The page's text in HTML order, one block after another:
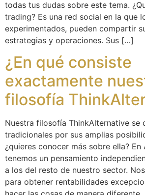
todas tus dudas sobre este tema.
trading? Es una red social en la que
experimentados, pueden compartir
estrategias y operaciones. Sus […]
¿En qué consiste
exactamente
filosofía
Nuestra filosofía ThinkAlternative se
tradicionales por sus amplias
¿quieres conocer más sobre ella?
tenemos un pensamiento
a los del resto de nuestro sector.
para obtener rentabilidades